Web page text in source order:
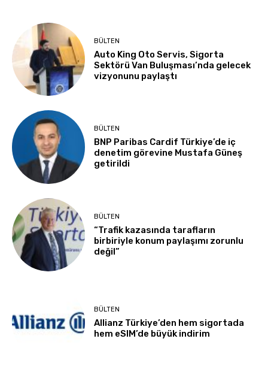
BÜLTEN
Auto King Oto Servis, Sigorta
Sektörü Van Buluşması’nda gelecek
vizyonunu paylaştı
BÜLTEN
BNP Paribas Cardif Türkiye’de iç
denetim görevine Mustafa Güneş
getirildi
BÜLTEN
“Trafik kazasında tarafların
birbiriyle konum paylaşımı zorunlu
değil”
BÜLTEN
Allianz Türkiye’den hem sigortada
hem eSIM’de büyük indirim